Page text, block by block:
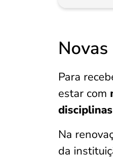
Para
estar com
Na
da